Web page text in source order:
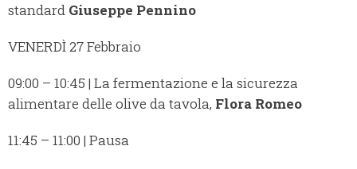
standard Giuseppe Pennino
VENERDÌ 27 Febbraio
09:00 – 10:45 | La fermentazione e la sicurezza
alimentare delle olive da tavola, Flora Romeo
11:45 – 11:00 | Pausa